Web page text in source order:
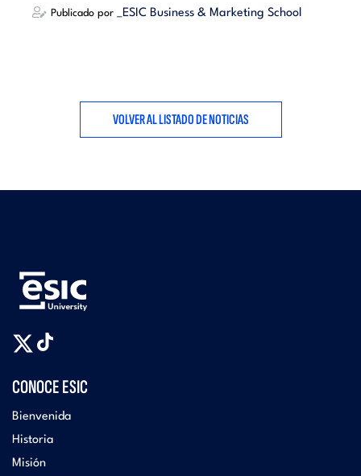
Publicado por _ESIC Business & Marketing School
VOLVER AL LISTADO DE NOTICIAS
CONOCE ESIC
Bienvenida
Historia
Misión